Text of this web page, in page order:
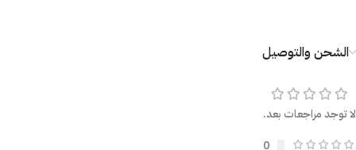
الشحن والتوصيل
لا توجد مراجعات بعد.
0